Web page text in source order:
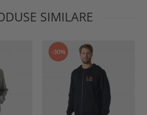
SIMILARE
-30%